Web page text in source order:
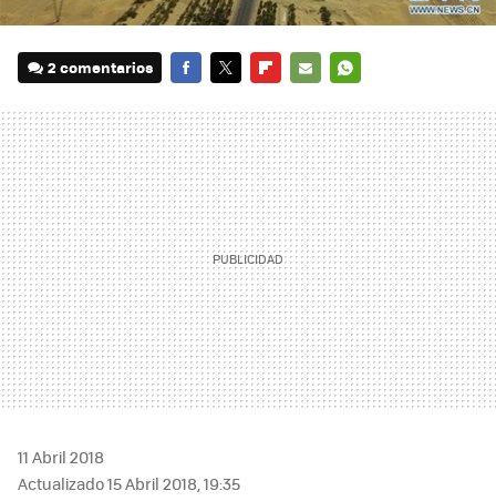
2 comentarios
MAIL
11 Abril 2018
Actualizado 15 Abril 2018, 19:35